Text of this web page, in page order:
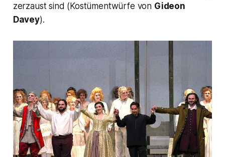
zerzaust sind (Kostümentwürfe von Gideon
Davey).